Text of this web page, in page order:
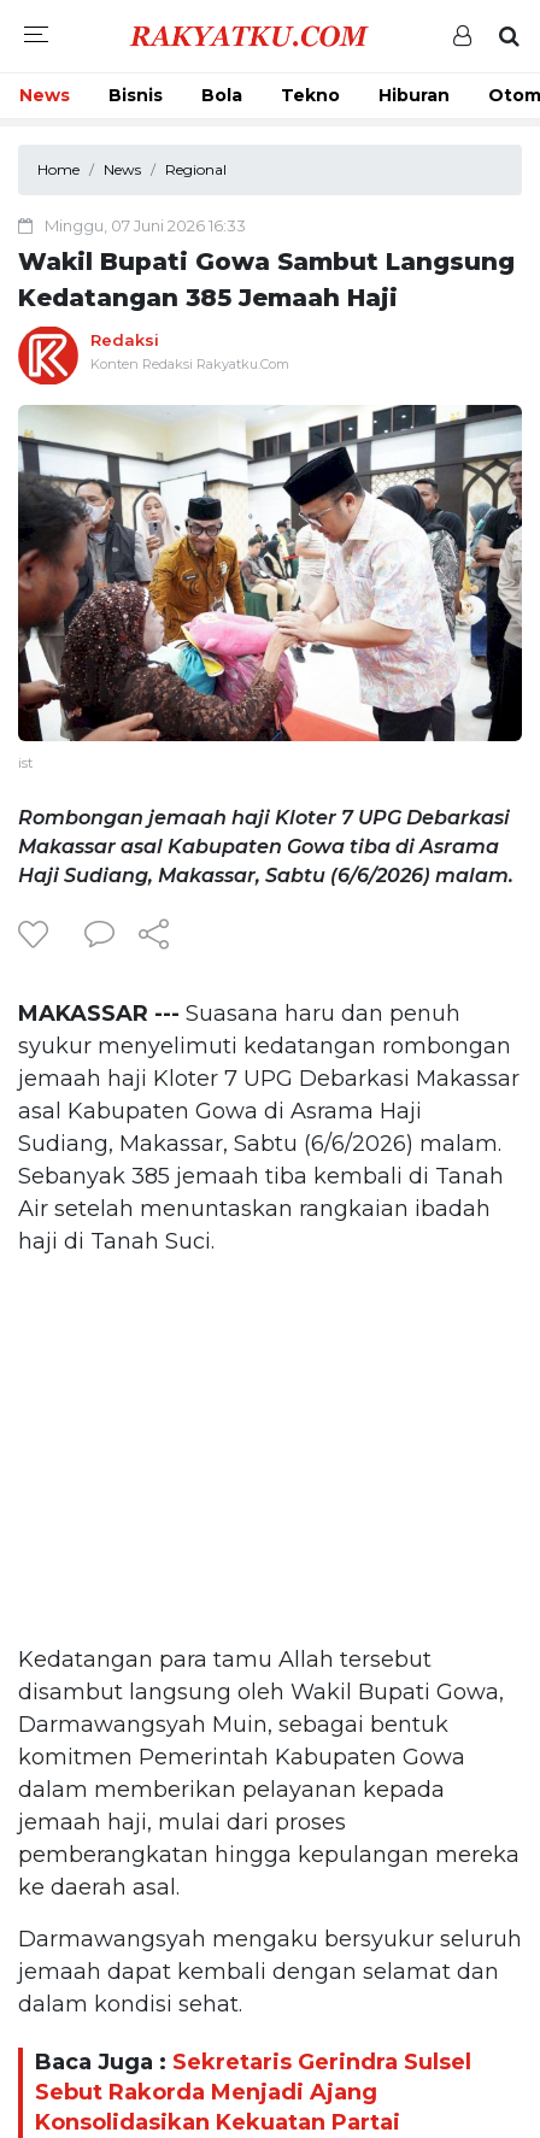
News Bisnis Bola Tekno Hiburan
Home News Regional
Minggu, 07 Juni 2026 16:33
Wakil Bupati Gowa Sambut Langsung
Kedatangan 385 Jemaah Haji
Redaksi
Konten Redaksi Rakyatku.Com
ist
Rombongan jemaah haji Kloter 7 UPG Debarkasi
Makassar asal Kabupaten Gowa tiba di Asrama
Haji Sudiang, Makassar, Sabtu (6/6/2026) malam.
MAKASSAR --- Suasana haru dan penuh
syukur menyelimuti kedatangan rombongan
jemaah haji Kloter 7 UPG Debarkasi Makassar
asal Kabupaten Gowa di Asrama Haji
Sudiang, Makassar, Sabtu (6/6/2026) malam.
Sebanyak 385 jemaah tiba kembali di Tanah
Air setelah menuntaskan rangkaian ibadah
haji di Tanah Suci.
Kedatangan para tamu Allah tersebut
disambut langsung oleh Wakil Bupati Gowa,
Darmawangsyah Muin, sebagai bentuk
komitmen Pemerintah Kabupaten Gowa
dalam memberikan pelayanan kepada
jemaah haji, mulai dari proses
pemberangkatan hingga kepulangan mereka
ke daerah asal.
Darmawangsyah mengaku bersyukur seluruh
jemaah dapat kembali dengan selamat dan
dalam kondisi sehat.
Baca Juga : Sekretaris Gerindra Sulsel
Sebut Rakorda Menjadi Ajang
Konsolidasikan Kekuatan Partai